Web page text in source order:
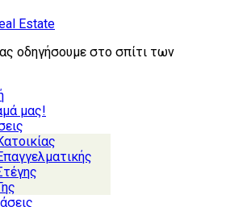
οδηγήσουμε στο σπίτι των
μας!